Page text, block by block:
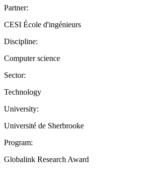
Partner:
CESI École d'ingénieurs
Discipline:
Computer science
Sector:
Technology
University:
Université de Sherbrooke
Program:
Globalink Research Award